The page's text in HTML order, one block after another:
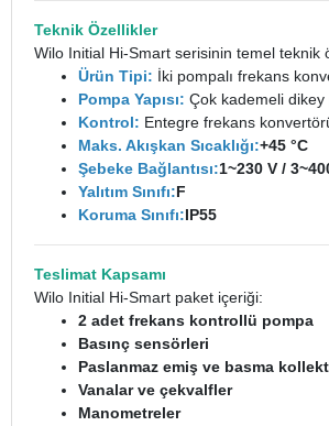
Teknik Özellikler
Wilo Initial Hi-Smart serisinin temel teknik
Ürün Tipi: İki pompalı frekans
Pompa Yapısı: Çok kademeli dikey
Kontrol: Entegre frekans
Maks. Akışkan Sıcaklığı:+45 °C
Şebeke Bağlantısı:1~230 V /
Yalıtım Sınıfı:F
Koruma Sınıfı:IP55
Teslimat Kapsamı
Wilo Initial Hi-Smart paket içeriği:
2 adet frekans kontrollü pompa
Basınç sensörleri
Paslanmaz emiş ve basma
Vanalar ve çekvalfler
Manometreler